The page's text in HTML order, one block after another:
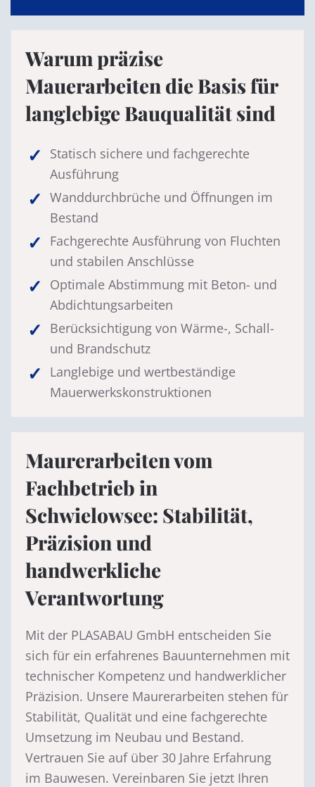
Warum präzise
Mauerarbeiten die Basis für
langlebige Bauqualität sind
Statisch sichere und fachgerechte
Ausführung
Wanddurchbrüche und Öffnungen im
Bestand
Fachgerechte Ausführung von Fluchten
und stabilen Anschlüsse
Optimale Abstimmung mit Beton- und
Abdichtungsarbeiten
Berücksichtigung von Wärme-, Schall-
und Brandschutz
Langlebige und wertbeständige
Mauerwerkskonstruktionen
Maurerarbeiten vom
Fachbetrieb in
Schwielowsee: Stabilität,
Präzision und
handwerkliche
Verantwortung
Mit der PLASABAU GmbH entscheiden Sie
sich für ein erfahrenes Bauunternehmen mit
technischer Kompetenz und handwerklicher
Präzision. Unsere Maurerarbeiten stehen für
Stabilität, Qualität und eine fachgerechte
Umsetzung im Neubau und Bestand.
Vertrauen Sie auf über 30 Jahre Erfahrung
im Bauwesen. Vereinbaren Sie jetzt Ihren